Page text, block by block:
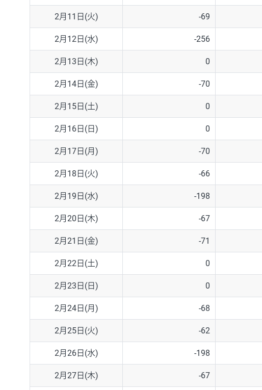
2月11日(火) -69
2月12日(水) -256
2月13日(木) 0
2月14日(金) -70
2月15日(土) 0
2月16日(日) 0
2月17日(月) -70
2月18日(火) -66
2月19日(水) -198
2月20日(木) -67
2月21日(金) -71
2月22日(土) 0
2月23日(日) 0
2月24日(月) -68
2月25日(火) -62
2月26日(水) -198
2月27日(木) -67